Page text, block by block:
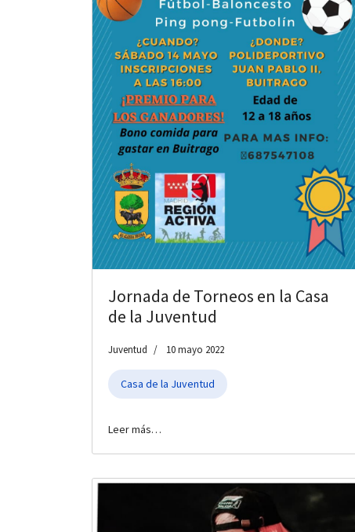
Jornada de Torneos en la Casa
de la Juventud
Juventud 10 mayo 2022
Casa de la Juventud
Leer más…